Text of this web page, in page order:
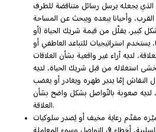
يجعله يرسل رسائل متناقضة للطرف
القرب، وأحيانا يبعده ويبحث عن المساحة
كبير، يقلّل من قيمة شريك الحياة (أو
يستخدم استراتيجيات للتباعد العاطفي أو
لديه آراء غير واقعية بشأن العلاقات
يخشى استغلاله من قبل شريك الحياة، لديه
النقاش إمّا يدير ظهره ويغادر أو يغضب
لديه صعوبة بالتّواصل بشكل واضح بشأن
العلاقة.
مقدّم رعاية مخيف أو يُصدر سلوكيات
أخطاء في التواصل وسوء المعاملة